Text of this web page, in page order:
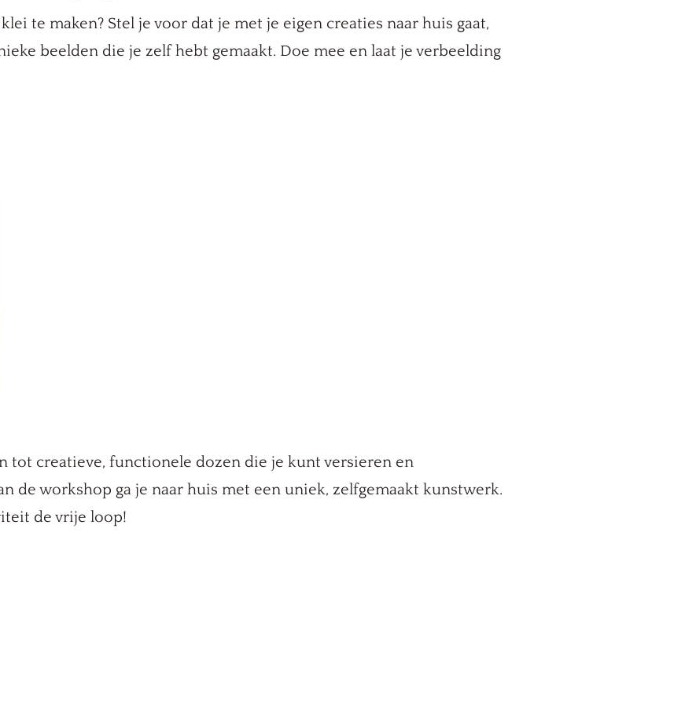
te maken? Stel je voor dat je met je eigen creaties naar huis gaat,
beelden die je zelf hebt gemaakt. Doe mee en laat je verbeelding
tot creatieve, functionele dozen die je kunt versieren en
de workshop ga je naar huis met een uniek, zelfgemaakt kunstwerk.
de vrije loop!